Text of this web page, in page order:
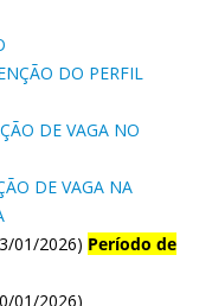
DO PERFIL
DE VAGA NO
DE VAGA NA
01/2026) Período de
01/2026)